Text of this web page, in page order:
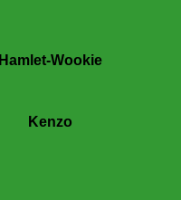
Hamlet-Wookie
Kenzo